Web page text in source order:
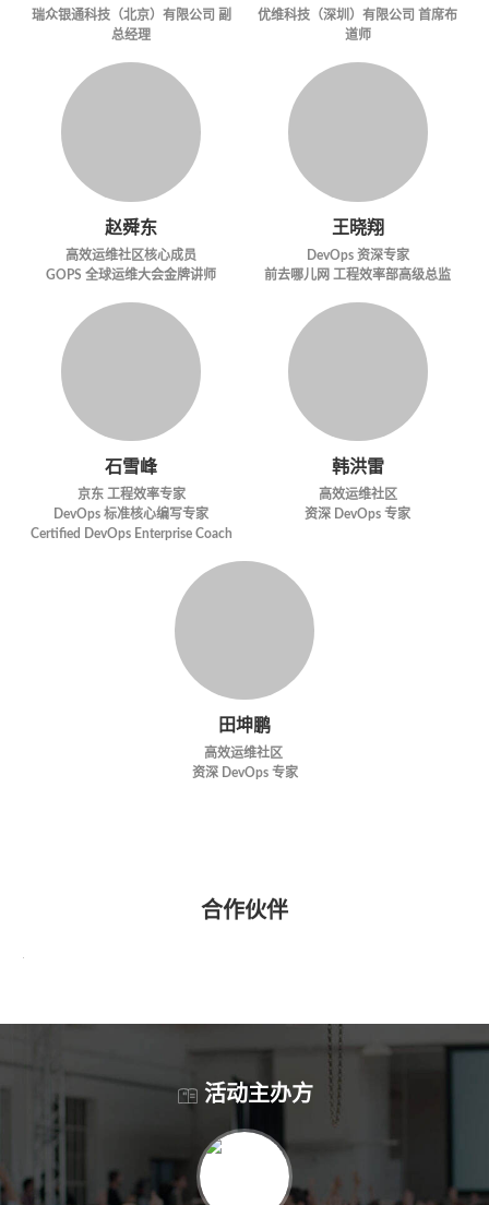
瑞众银通科技（北京）有限公司 副
总经理
优维科技（深圳）有限公司 首席布
道师
赵舜东
高效运维社区核心成员
GOPS 全球运维大会金牌讲师
王晓翔
DevOps 资深专家
前去哪儿网 工程效率部高级总监
石雪峰
京东 工程效率专家
DevOps 标准核心编写专家
Certified DevOps Enterprise Coach
韩洪雷
高效运维社区
资深 DevOps 专家
田坤鹏
高效运维社区
资深 DevOps 专家
合作伙伴
活动主办方